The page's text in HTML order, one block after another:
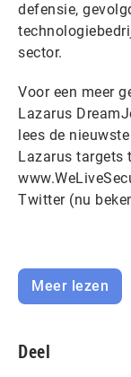
defensie,
sector.
Voor een meer
Lazarus
lees de
Lazarus targets
Twitter (nu
Meer lezen
Deel